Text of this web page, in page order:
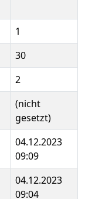
1
30
2
(nicht
gesetzt)
04.12.2023
09:09
04.12.2023
09:04